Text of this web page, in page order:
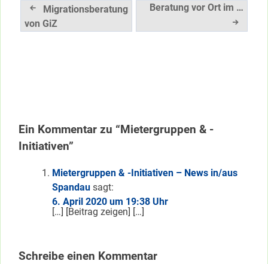
Beitragsnavigation
Migrationsberatung
von GiZ
Beratung vor Ort im …
Ein Kommentar zu “Mietergruppen & -
Initiativen”
Mietergruppen & -Initiativen – News in/aus
Spandau sagt:
6. April 2020 um 19:38 Uhr
[…] [Beitrag zeigen] […]
Schreibe einen Kommentar